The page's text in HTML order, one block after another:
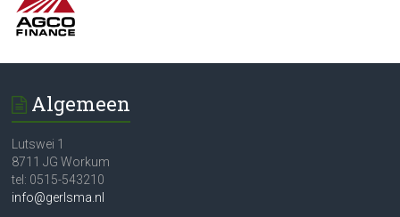
Algemeen
Lutswei 1
8711 JG Workum
tel: 0515-543210
info@gerlsma.nl